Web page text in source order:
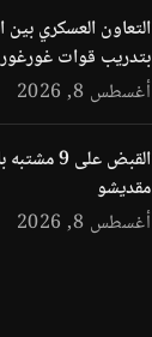
التعاون العسكري بين
بتدريب قوات غورغور
أغسطس 8, 2026
القبض
مقديشو
أغسطس 8, 2026